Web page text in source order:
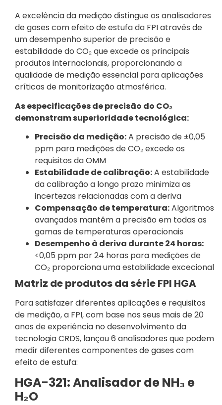
A excelência da medição distingue os analisadores
de gases com efeito de estufa da FPI através de
um desempenho superior de precisão e
estabilidade do CO₂ que excede os principais
produtos internacionais, proporcionando a
qualidade de medição essencial para aplicações
críticas de monitorização atmosférica.
As especificações de precisão do CO₂
demonstram superioridade tecnológica:
Precisão da medição:A precisão de ±0,05
ppm para medições de CO₂ excede os
requisitos da OMM
Estabilidade de calibração:A estabilidade
da calibração a longo prazo minimiza as
incertezas relacionadas com a deriva
Compensação de temperatura:Algoritmos
avançados mantêm a precisão em todas as
gamas de temperaturas operacionais
Desempenho à deriva durante 24 horas:
<0,05 ppm por 24 horas para medições de
CO₂ proporciona uma estabilidade excecional
Matriz de produtos da série FPI HGA
Para satisfazer diferentes aplicações e requisitos
de medição, a FPI, com base nos seus mais de 20
anos de experiência no desenvolvimento da
tecnologia CRDS, lançou 6 analisadores que podem
medir diferentes componentes de gases com
efeito de estufa:
HGA-321: Analisador de NH₃ e
H₂O